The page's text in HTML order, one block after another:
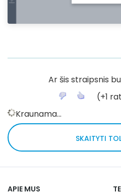
Ar šis straipsnis
(+1
Kraunama...
SKAITYTI
APIE MUS